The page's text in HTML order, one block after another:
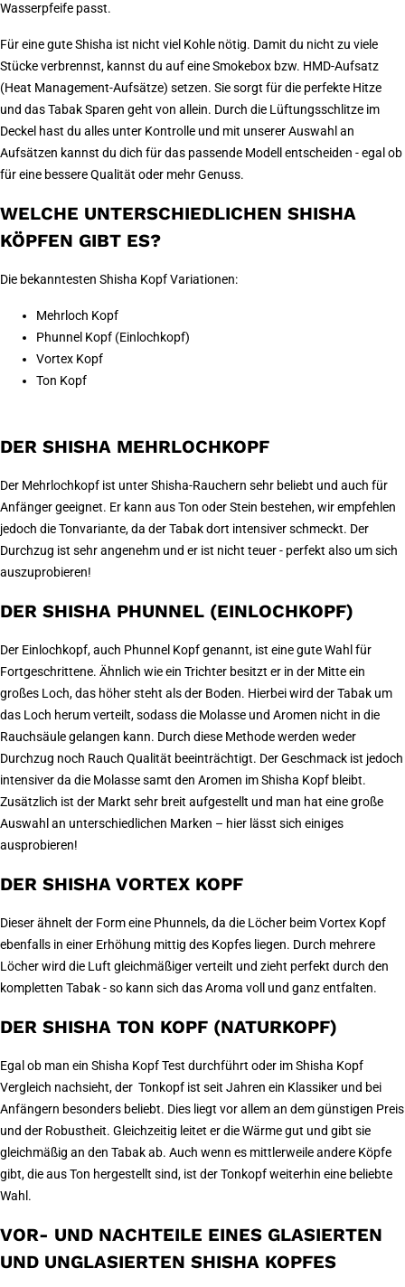
Wasserpfeife passt.
Für eine gute Shisha ist nicht viel Kohle nötig. Damit du nicht zu viele
Stücke verbrennst, kannst du auf eine Smokebox bzw. HMD-Aufsatz
(Heat Management-Aufsätze) setzen. Sie sorgt für die perfekte Hitze
und das Tabak Sparen geht von allein. Durch die Lüftungsschlitze im
Deckel hast du alles unter Kontrolle und mit unserer Auswahl an
Aufsätzen kannst du dich für das passende Modell entscheiden - egal ob
für eine bessere Qualität oder mehr Genuss.
WELCHE UNTERSCHIEDLICHEN SHISHA
KÖPFEN GIBT ES?
Die bekanntesten Shisha Kopf Variationen:
Mehrloch Kopf
Phunnel Kopf (Einlochkopf)
Vortex Kopf
Ton Kopf
DER SHISHA MEHRLOCHKOPF
Der Mehrlochkopf ist unter Shisha-Rauchern sehr beliebt und auch für
Anfänger geeignet. Er kann aus Ton oder Stein bestehen, wir empfehlen
jedoch die Tonvariante, da der Tabak dort intensiver schmeckt. Der
Durchzug ist sehr angenehm und er ist nicht teuer - perfekt also um sich
auszuprobieren!
DER SHISHA PHUNNEL (EINLOCHKOPF)
Der Einlochkopf, auch Phunnel Kopf genannt, ist eine gute Wahl für
Fortgeschrittene. Ähnlich wie ein Trichter besitzt er in der Mitte ein
großes Loch, das höher steht als der Boden. Hierbei wird der Tabak um
das Loch herum verteilt, sodass die Molasse und Aromen nicht in die
Rauchsäule gelangen kann. Durch diese Methode werden weder
Durchzug noch Rauch Qualität beeinträchtigt. Der Geschmack ist jedoch
intensiver da die Molasse samt den Aromen im Shisha Kopf bleibt.
Zusätzlich ist der Markt sehr breit aufgestellt und man hat eine große
Auswahl an unterschiedlichen Marken – hier lässt sich einiges
ausprobieren!
DER SHISHA VORTEX KOPF
Dieser ähnelt der Form eine Phunnels, da die Löcher beim Vortex Kopf
ebenfalls in einer Erhöhung mittig des Kopfes liegen. Durch mehrere
Löcher wird die Luft gleichmäßiger verteilt und zieht perfekt durch den
kompletten Tabak - so kann sich das Aroma voll und ganz entfalten.
DER SHISHA TON KOPF (NATURKOPF)
Egal ob man ein Shisha Kopf Test durchführt oder im Shisha Kopf
Vergleich nachsieht, der Tonkopf ist seit Jahren ein Klassiker und bei
Anfängern besonders beliebt. Dies liegt vor allem an dem günstigen Preis
und der Robustheit. Gleichzeitig leitet er die Wärme gut und gibt sie
gleichmäßig an den Tabak ab. Auch wenn es mittlerweile andere Köpfe
gibt, die aus Ton hergestellt sind, ist der Tonkopf weiterhin eine beliebte
Wahl.
VOR- UND NACHTEILE EINES GLASIERTEN
UND UNGLASIERTEN SHISHA KOPFES